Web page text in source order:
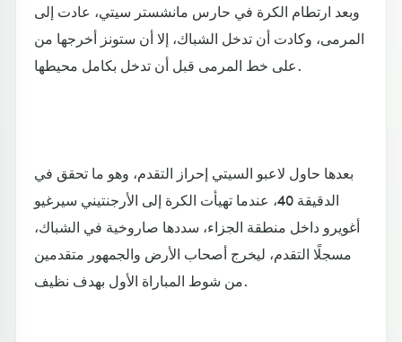
وبعد ارتطام الكرة في حارس مانشستر سيتي، عادت إلى
المرمى، وكادت أن تدخل الشباك، إلا أن ستونز أخرجها من
على خط المرمى قبل أن تدخل بكامل محيطها.
بعدها حاول لاعبو السيتي إحراز التقدم، وهو ما تحقق في
الدقيقة 40، عندما تهيأت الكرة إلى الأرجنتيني سيرغيو
أغويرو داخل منطقة الجزاء، سددها صاروخية في الشباك،
مسجلًا التقدم، ليخرج أصحاب الأرض والجمهور متقدمين
من شوط المباراة الأول بهدف نظيف.